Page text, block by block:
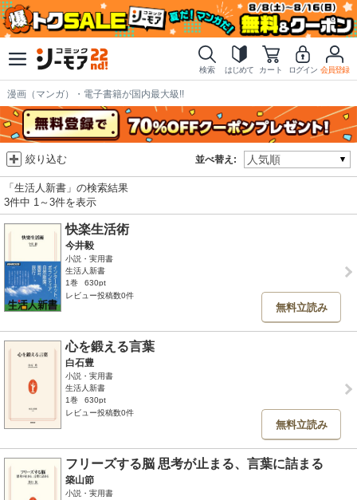
検索 はじめて カート ログイン 会員登録
漫画（マンガ）・電子書籍が国内最大級!!
並べ替え:
絞り込む
「生活人新書」の検索結果
3件中 1～3件を表示
快楽生活術
今井毅
小説・実用書
生活人新書
1巻
630pt
レビュー投稿数0件
無料立読み
心を鍛える言葉
白石豊
小説・実用書
生活人新書
1巻
630pt
レビュー投稿数0件
無料立読み
フリーズする脳 思考が止まる、言葉に詰まる
築山節
小説・実用書